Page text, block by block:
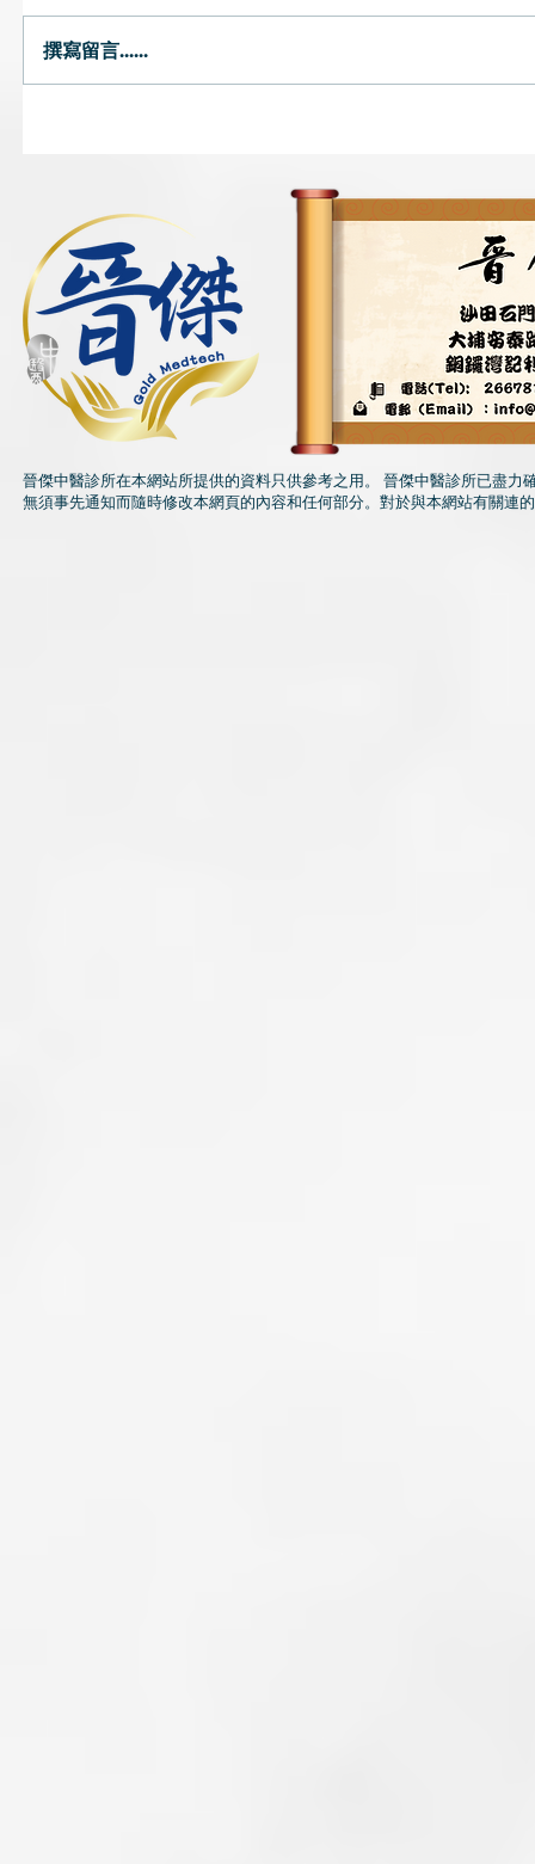
頸梗膊痛點算好？
撰寫留言......
晉傑中醫診所在本網站所提供的資料只供參考之用。 晉傑中醫診所已盡
無須事先通知而隨時修改本網頁的內容和任何部分。對於與本網站有關連